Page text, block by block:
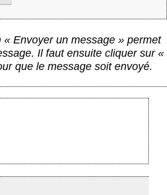
Envoyer un message » permet
Il faut ensuite cliquer sur «
que le message soit envoyé.